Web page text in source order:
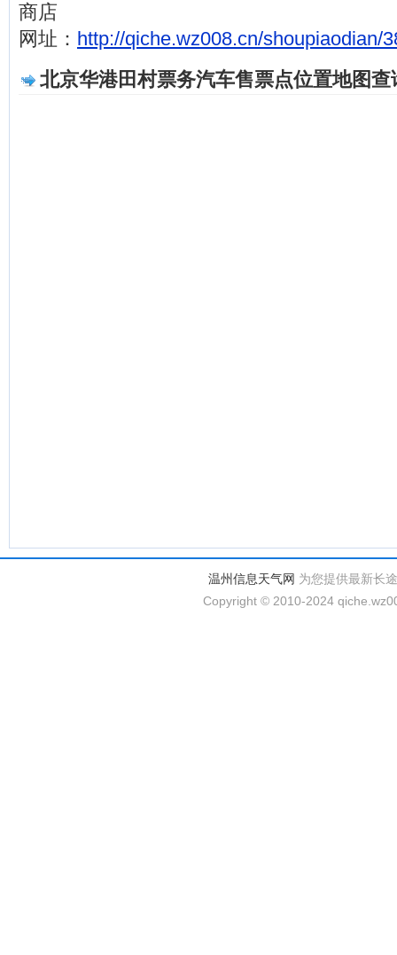
商店
网址： http://qiche.wz008.cn/shoupiaodian/
北京华港田村票务汽车售票点位置地图查
温州信息天气网 为您提供最新长
Copyright © 2010-2024